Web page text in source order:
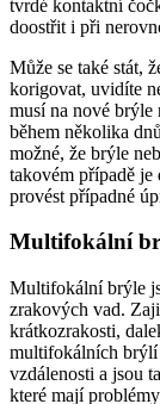
tvrdé kontaktní
doostřit i při
Může se také stát,
korigovat, uvidíte
musí na nové
během několika
možné, že brýle
takovém případě je
provést případné
Multifokální
Multifokálníbrýle
zrakových vad.
krátkozrakosti,
multifokálních brýlí
vzdálenosti a jsou
které mají